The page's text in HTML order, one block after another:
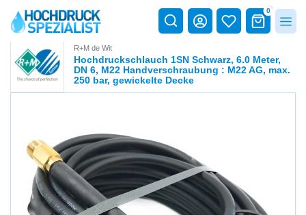
0
R+M de Wit
Hochdruckschlauch 1SN Schwarz, 6.0 Meter,
DN 6, M22 Handverschraubung : M22 AG, max.
250 bar, gewickelte Decke